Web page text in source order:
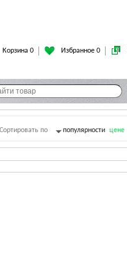
Корзина 0 Избранное 0
Сортировать по популярности цене